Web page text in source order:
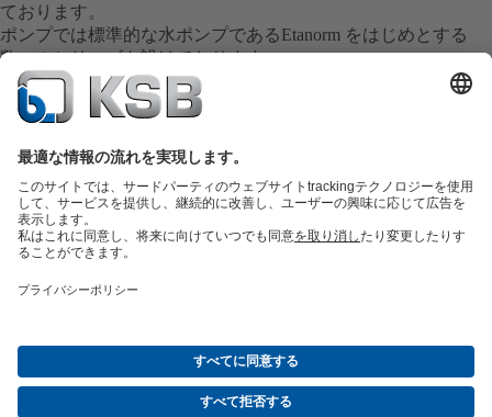
ております。
ポンプでは標準的な水ポンプであるEtanorm をはじめとする
数々のシリーズを設けております。
弊社の製品はその卓越した技術により長年にわたる安定した運
転を実現し全世界の産業界に貢献しております。
信頼のサービス
弊社は全世界に数々の工場・サービス拠点を持ち信頼されるサ
各拠点のサービス員が幅広い知識と経験を基にお客様の御要望
にお応えします。
現場での機器診断の他、修理、検査、試運転などもお任せくだ
さい。
また交換部品も迅速に御用意致します。
サービスの概要ツール
廃水技術水技術産業技術建築物管理エネルギー技術
ソーシャルメディア